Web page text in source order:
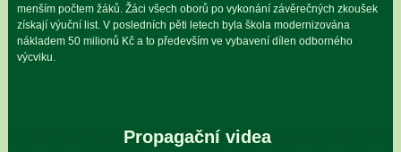
menším počtem žáků. Žáci všech oborů po vykonání závěrečných zkoušek
získají výuční list. V posledních pěti letech byla škola modernizována
nákladem 50 milionů Kč a to především ve vybavení dílen odborného
výcviku.
Propagační videa